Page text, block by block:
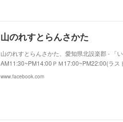
山のれすとらんさかた
山のれすとらんさかた、愛知県北設楽郡 -
AM11:30~PM14:00ＰＭ17:00~PM22:00(ラ
www.facebook.com